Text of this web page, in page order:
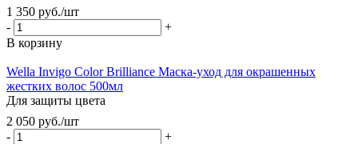
1 350 руб./шт
-
+
В корзину
Wella Invigo Color Brilliance Маска-уход для окрашенных
жестких волос 500мл
Для защиты цвета
2 050 руб./шт
-
+